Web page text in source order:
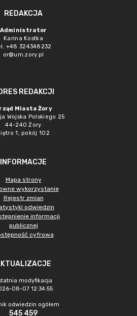
REDAKCJA
Administrator
Karina Kostka
+48 324348232
or@um.zory.pl
REDAKCJI
Miasta Żory
Wojska Polskiego 25
44-240 Żory
1, pokój 102
INFORMACJE
Mapa strony
wykorzystanie
Rejestr zmian
odwiedzin
informacji
publicznej
cyfrowa
modyfikacja
08-07 12:34:55
odwiedzin ogółem
545 459